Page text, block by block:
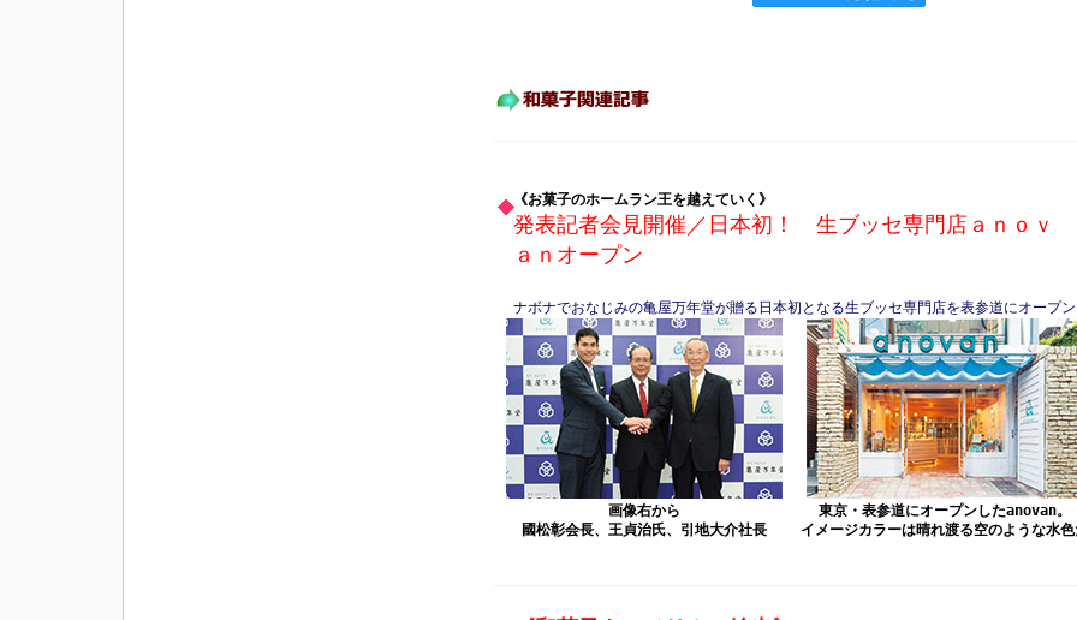
《お菓子のホームラン王を越えていく》
発表記者会見開催／日本初！ 生ブッセ専門店ａｎｏｖ
ａｎオープン
ナボナでおなじみの亀屋万年堂が贈る日本初となる生ブッセ専門店を表参道にオープン
画像右から
國松彰会長、王貞治氏、引地大介社長
東京・表参道にオープンしたanovan。
イメージカラーは晴れ渡る空のような水色